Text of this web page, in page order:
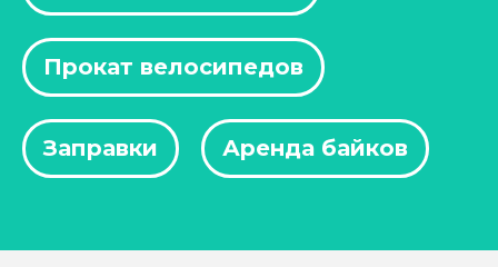
Прокат велосипедов
Заправки Аренда байков